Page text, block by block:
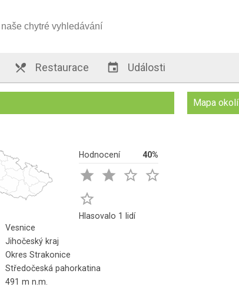
 Restaurace  Události
Hodnocení 40%
   

Hlasovalo 1 lidí
Vesnice
Jihočeský kraj
Okres Strakonice
Středočeská pahorkatina
491 m n.m.
Mapa okolí